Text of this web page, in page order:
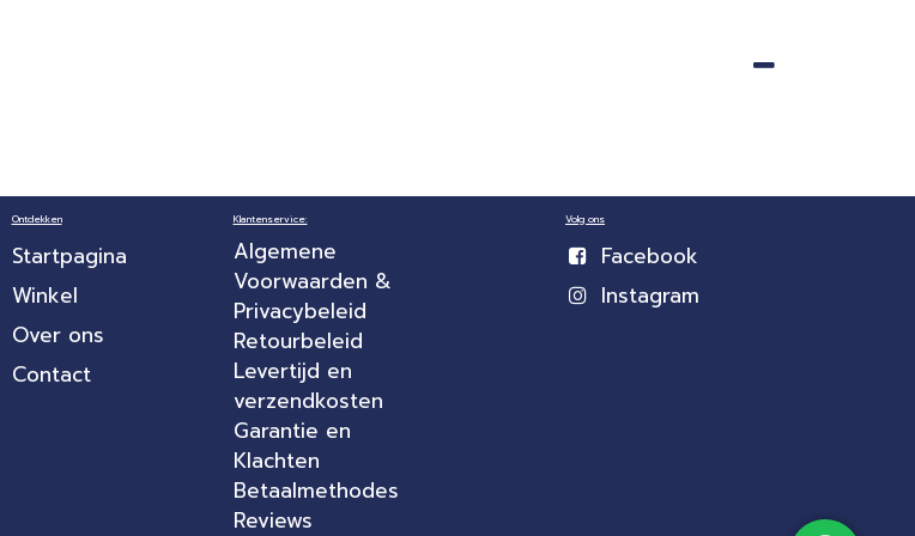
Ontdekken
Startpagina
Winkel
Over ons
Contact
Klantenservice:
Algemene
Voorwaarden &
Privacybeleid
Retourbeleid
Levertijd en
verzendkosten
Garantie en
Klachten
Betaalmethodes
Reviews
Volg ons
Facebook
Instagram